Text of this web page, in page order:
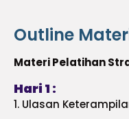
Outline
Materi Pelatihan
Hari 1 :
1. Ulasan